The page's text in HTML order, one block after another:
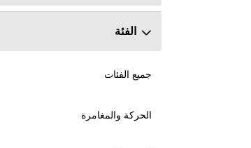
الفئة
جميع الفئات
الحركة والمغامرة